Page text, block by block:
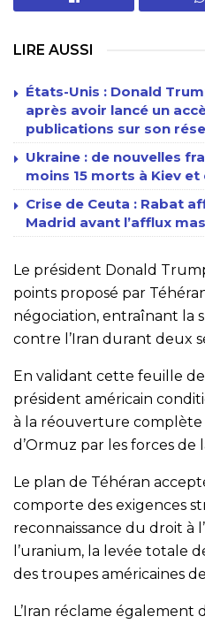
LIRE AUSSI
États-Unis : Donald
après avoir lancé un
publications sur son
Ukraine : de nouvelles
moins 15 morts à Kiev
Crise de Ceuta : Rabat
Madrid avant l’afflux
Le président Donald
points proposé par
négociation, entraînant la
contre l’Iran durant deux
En validant cette feuille
président américain
à la réouverture
d’Ormuz par les forces
Le plan de Téhéran
comporte des exigences
reconnaissance du droit à
l’uranium, la levée totale
des troupes américaines
L’Iran réclame également